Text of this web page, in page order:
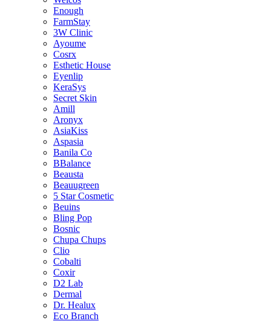
Enough
FarmStay
3W Clinic
Ayoume
Cosrx
Esthetic House
Eyenlip
KeraSys
Secret Skin
Amill
Aronyx
AsiaKiss
Aspasia
Banila Co
BBalance
Beausta
Beauugreen
5 Star Cosmetic
Beuins
Bling Pop
Bosnic
Chupa Chups
Clio
Cobalti
Coxir
D2 Lab
Dermal
Dr. Healux
Eco Branch